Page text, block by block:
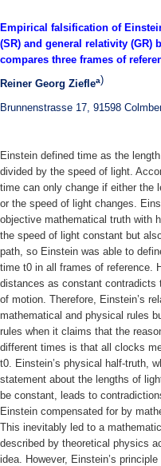
Empirical falsification of
(SR) and general relativity (GR)
compares three frames of
Reiner Georg Zieflea)
Brunnenstrasse 17, 91598
Einstein defined time as the
divided by the speed of light.
time can only change if either the
or the speed of light changes.
objective mathematical truth with
the speed of light constant but
path, so Einstein was able to
time t0 in all frames of reference.
distances as constant contradicts
of motion. Therefore, Einstein’s
mathematical and physical rules
rules when it claims that the
different times is that all clocks
t0. Einstein’s physical half-truth,
statement about the lengths of
be constant, leads to
Einstein compensated for by
This inevitably led to a
described by theoretical physics
idea. However, Einstein’s